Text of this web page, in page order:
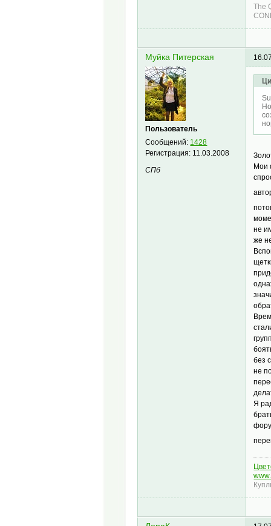
The
Муйка Питерская
Пользователь
Сообщений: 1428
Регистрация: 11.03.2008
СПб
Мои
не
же
без
не
Я